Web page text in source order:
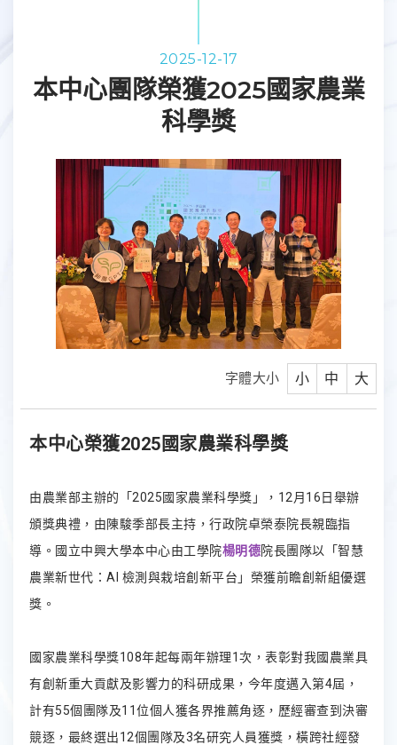
2025-12-17
本中心團隊榮獲2025國家農業
科學獎
字體大小 小 中 大
本中心榮獲2025國家農業科學獎
由農業部主辦的「2025國家農業科學獎」，12月16日舉辦
頒獎典禮，由陳駿季部長主持，行政院卓榮泰院長親臨指
導。國立中興大學本中心由工學院楊明德院長團隊以「智慧
農業新世代：AI 檢測與栽培創新平台」榮獲前瞻創新組優選
獎。
國家農業科學獎108年起每兩年辦理1次，表彰對我國農業具
有創新重大貢獻及影響力的科研成果，今年度邁入第4屆，
計有55個團隊及11位個人獲各界推薦角逐，歷經審查到決審
競逐，最終選出12個團隊及3名研究人員獲獎，橫跨社經發